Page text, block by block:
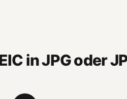
in JPG oder